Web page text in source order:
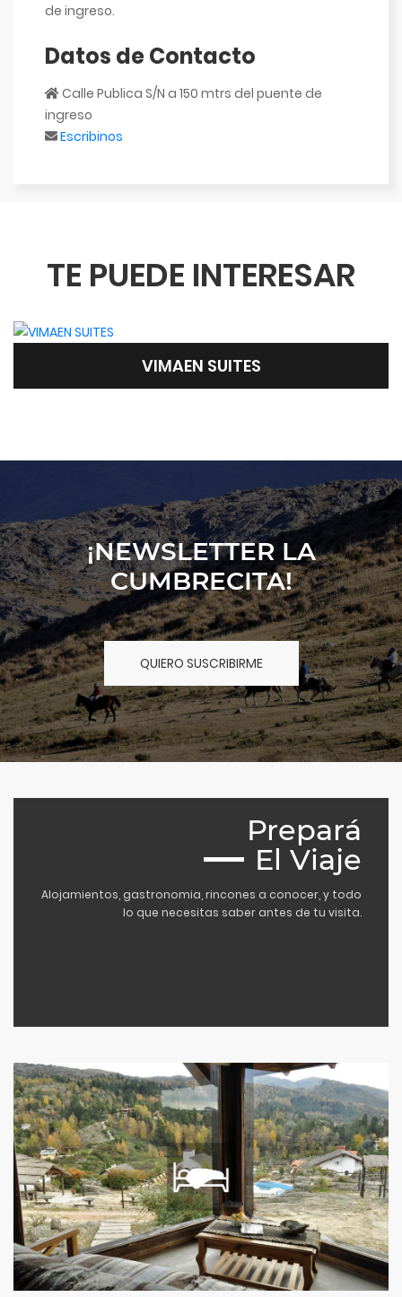
de ingreso.
Datos de Contacto
Calle Publica S/N a 150 mtrs del puente de
ingreso
Escribinos
TE PUEDE INTERESAR
VIMAEN SUITES
¡NEWSLETTER LA
CUMBRECITA!
QUIERO SUSCRIBIRME
Prepará
El Viaje
Alojamientos, gastronomia, rincones a conocer, y todo
lo que necesitas saber antes de tu visita.